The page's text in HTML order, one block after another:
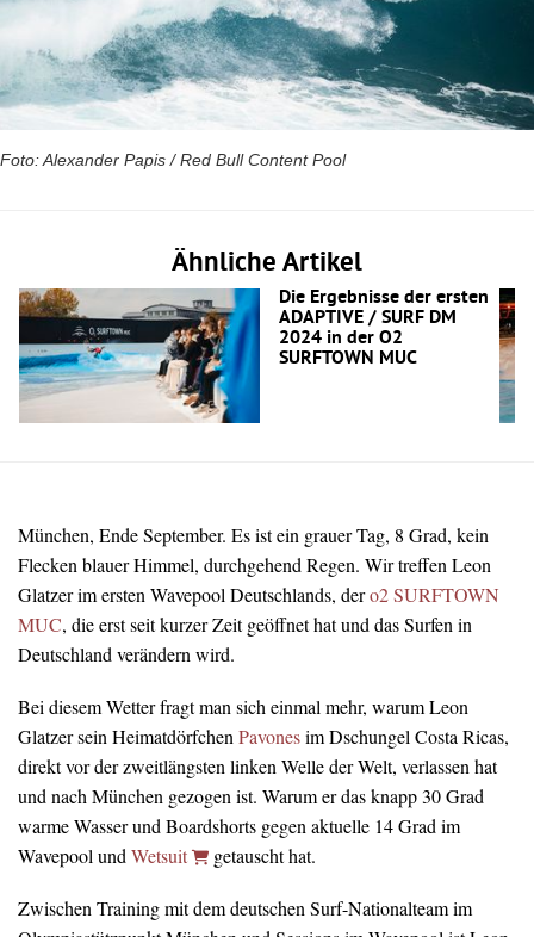
Foto: Alexander Papis / Red Bull Content Pool
Ähnliche Artikel
Die Ergebnisse der ersten
ADAPTIVE / SURF DM
2024 in der O2
SURFTOWN MUC
München, Ende September. Es ist ein grauer Tag, 8 Grad, kein
Flecken blauer Himmel, durchgehend Regen. Wir treffen Leon
Glatzer im ersten Wavepool Deutschlands, dero2 SURFTOWN
MUC, die erst seit kurzer Zeit geöffnet hat und das Surfen in
Deutschland verändern wird.
Bei diesem Wetter fragt man sich einmal mehr, warum Leon
Glatzer sein Heimatdörfchen Pavonesim Dschungel Costa Ricas,
direkt vor der zweitlängsten linken Welle der Welt, verlassen hat
und nach München gezogen ist. Warum er das knapp 30 Grad
warme Wasser und Boardshorts gegen aktuelle 14 Grad im
Wavepool und Wetsuit getauscht hat.
Zwischen Training mit dem deutschen Surf-Nationalteam im